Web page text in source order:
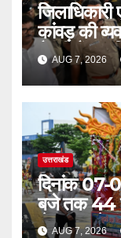
कांवड़ की
बैरागी कैंप
रात्रि पहुंचे
AUG 7, 2026
उत्तराखंड
दिनांक 07-
बजे तक 44
लेकर अपने
AUG 7, 2026